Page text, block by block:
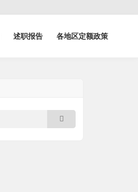
述职报告 各地区定额政策